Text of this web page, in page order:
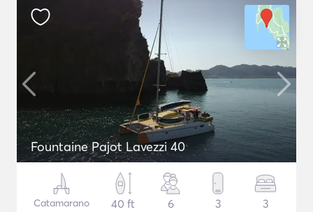
Fountaine Pajot Lavezzi 40
Catamarano
40 ft
6 3 3